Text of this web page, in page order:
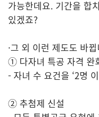
가능한데요. 기간을 합
있겠죠?
·그 외 이런 제도도 바
① 다자녀 특공 자격 완
- 자녀 수 요건을 ‘2명
② 추첨제 신설